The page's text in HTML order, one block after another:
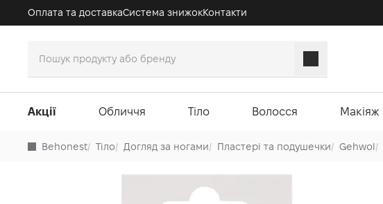
Оплата та доставкаСистема знижокКонтакти
Акції Обличчя Тіло Волосся Макіяж
Behonest/ Тіло/ Догляд за ногами/ Пластері та подушечки/ Gehwol/